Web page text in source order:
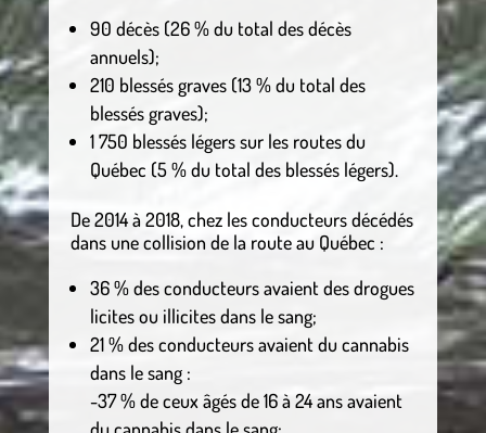
90 décès (26 % du total des décès
annuels);
210 blessés graves (13 % du total des
blessés graves);
1 750 blessés légers sur les routes du
Québec (5 % du total des blessés légers).
De 2014 à 2018, chez les conducteurs décédés
dans une collision de la route au Québec :
36 % des conducteurs avaient des drogues
licites ou illicites dans le sang;
21 % des conducteurs avaient du cannabis
dans le sang :
-37 % de ceux âgés de 16 à 24 ans avaient